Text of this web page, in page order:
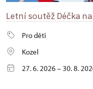
Letní soutěž Déčka
Pro děti
Kozel
27. 6. 2026 – 30. 8.